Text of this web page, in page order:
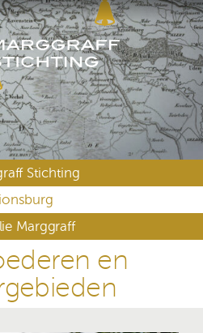
Stichting
Marggraff
en